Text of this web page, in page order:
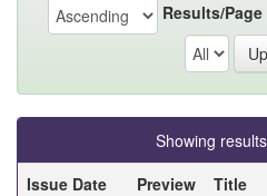
Results/Page
Showing
Issue Date
Preview Title